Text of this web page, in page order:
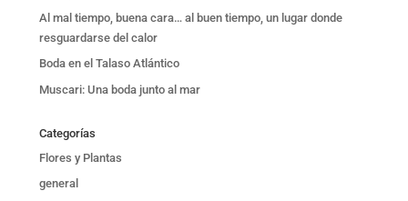
Al mal tiempo, buena cara… al buen tiempo, un lugar donde
resguardarse del calor
Boda en el Talaso Atlántico
Muscari: Una boda junto al mar
Categorías
Flores y Plantas
general